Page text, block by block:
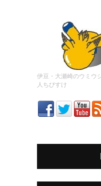
伊豆・大瀬崎のウミウ
人ちびすけ